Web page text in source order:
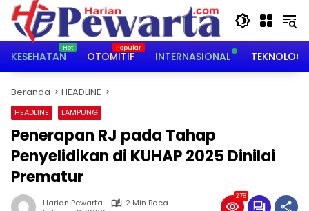
Langsung
konten
KESEHATAN
OTOMITIF INTERNASIONAL TEKNOLOGI
Beranda HEADLINE
HEADLINE LAMPUNG
Penerapan RJ pada Tahap
Penyelidikan di KUHAP 2025 Dinilai
Prematur
Harian Pewarta
2 Min Baca
278